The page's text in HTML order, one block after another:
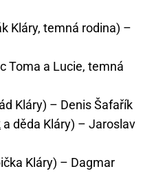
Kláry, temná rodina) –
Toma a Lucie, temná
Kláry) – Denis Šafařík
a děda Kláry) – Jaroslav
Kláry) – Dagmar